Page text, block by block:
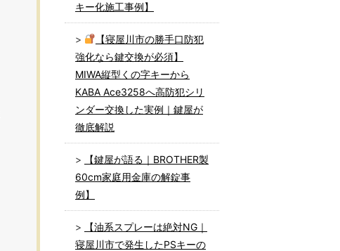
キー化施工事例】
【寝屋川市の勝手口防犯
強化なら鍵交換が必須】
MIWA縦型くの字キーから
KABA Ace3258へ高防犯シリ
ンダー交換した実例｜鍵屋が
徹底解説
【鍵屋が語る｜BROTHER製
60cm家庭用金庫の解錠事
例】
【油系スプレーは絶対NG｜
寝屋川市で発生したPSキーの